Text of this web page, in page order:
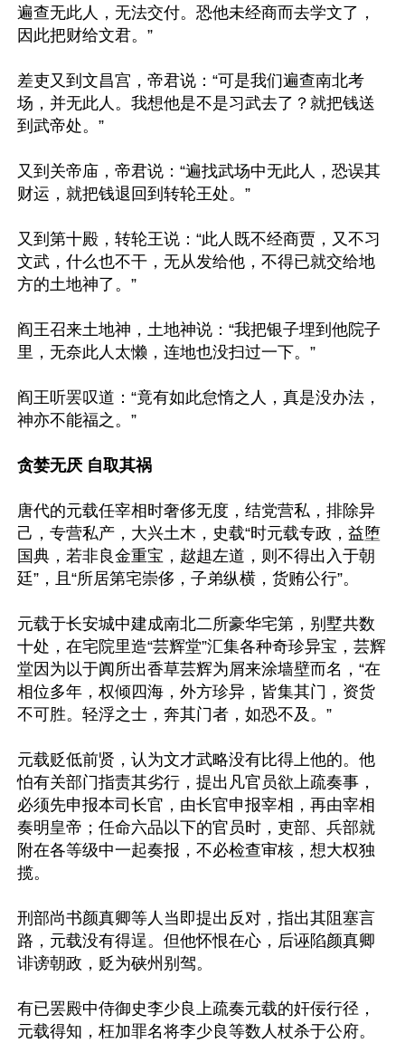
遍查无此人，无法交付。恐他未经商而去学文了，
因此把财给文君。”
差吏又到文昌宫，帝君说：“可是我们遍查南北考
场，并无此人。我想他是不是习武去了？就把钱送
到武帝处。”
又到关帝庙，帝君说：“遍找武场中无此人，恐误其
财运，就把钱退回到转轮王处。”
又到第十殿，转轮王说：“此人既不经商贾，又不习
文武，什么也不干，无从发给他，不得已就交给地
方的土地神了。”
阎王召来土地神，土地神说：“我把银子埋到他院子
里，无奈此人太懒，连地也没扫过一下。”
阎王听罢叹道：“竟有如此怠惰之人，真是没办法，
神亦不能福之。”
贪婪无厌 自取其祸
唐代的元载任宰相时奢侈无度，结党营私，排除异
己，专营私产，大兴土木，史载“时元载专政，益堕
国典，若非良金重宝，趑趄左道，则不得出入于朝
廷”，且“所居第宅崇侈，子弟纵横，货贿公行”。
元载于长安城中建成南北二所豪华宅第，别墅共数
十处，在宅院里造“芸辉堂”汇集各种奇珍异宝，芸辉
堂因为以于阗所出香草芸辉为屑来涂墙壁而名，“在
相位多年，权倾四海，外方珍异，皆集其门，资货
不可胜。轻浮之士，奔其门者，如恐不及。”
元载贬低前贤，认为文才武略没有比得上他的。他
怕有关部门指责其劣行，提出凡官员欲上疏奏事，
必须先申报本司长官，由长官申报宰相，再由宰相
奏明皇帝；任命六品以下的官员时，吏部、兵部就
附在各等级中一起奏报，不必检查审核，想大权独
揽。
刑部尚书颜真卿等人当即提出反对，指出其阻塞言
路，元载没有得逞。但他怀恨在心，后诬陷颜真卿
诽谤朝政，贬为硖州别驾。
有已罢殿中侍御史李少良上疏奏元载的奸佞行径，
元载得知，枉加罪名将李少良等数人杖杀于公府。